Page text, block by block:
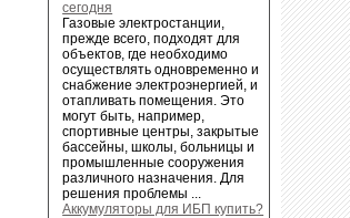
сегодня
Газовые электростанции,
прежде всего, подходят для
объектов, где необходимо
осуществлять одновременно и
снабжение электроэнергией, и
отапливать помещения. Это
могут быть, например,
спортивные центры, закрытые
бассейны, школы, больницы и
промышленные сооружения
различного назначения. Для
решения проблемы ...
Аккумуляторы для ИБП купить?